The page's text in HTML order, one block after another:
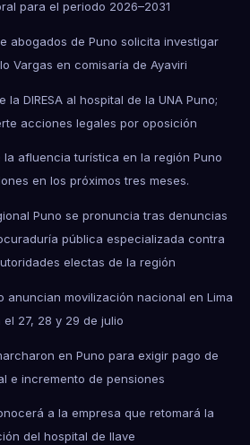
para el periodo 2026–2031
abogados de Puno solicita investigar
Vargas en comisaría de Ayaviri
DIRESA al hospital de la UNA Puno;
acciones legales por oposición
la afluencia turística en la región Puno
en los próximos tres meses.
Puno se pronuncia tras denuncias
pública especializada contra
electas de la región
anuncian movilización nacional en Lima
el 27, 28 y 29 de julio
en Puno para exigir pago de
e incremento de pensiones
a la empresa que retomará la
del hospital de Ilave